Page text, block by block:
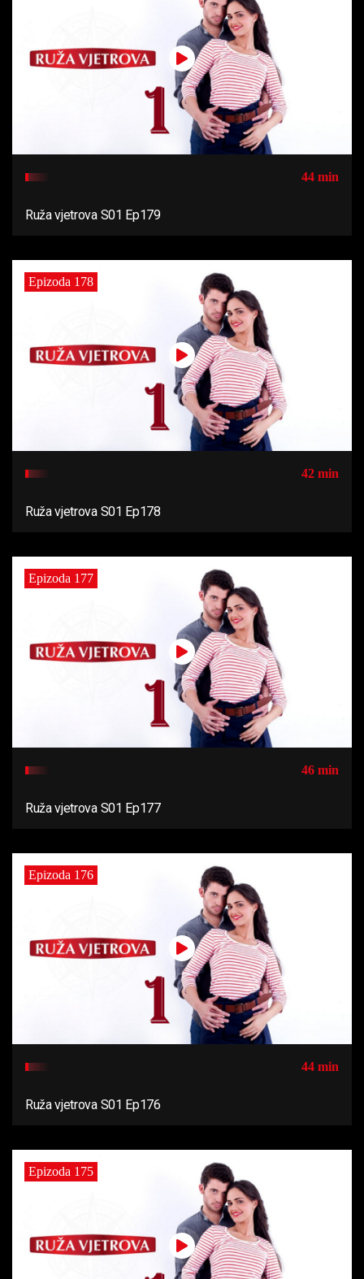
44 min
Ruža vjetrova S01 Ep179
Epizoda 178
42 min
Ruža vjetrova S01 Ep178
Epizoda 177
46 min
Ruža vjetrova S01 Ep177
Epizoda 176
44 min
Ruža vjetrova S01 Ep176
Epizoda 175